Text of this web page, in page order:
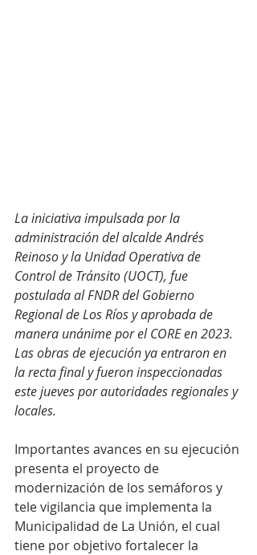
La iniciativa impulsada por la
administración del alcalde Andrés
Reinoso y la Unidad Operativa de
Control de Tránsito (UOCT), fue
postulada al FNDR del Gobierno
Regional de Los Ríos y aprobada de
manera unánime por el CORE en 2023.
Las obras de ejecución ya entraron en
la recta final y fueron inspeccionadas
este jueves por autoridades regionales y
locales.
Importantes avances en su ejecución
presenta el proyecto de
modernización de los semáforos y
tele vigilancia que implementa la
Municipalidad de La Unión, el cual
tiene por objetivo fortalecer la